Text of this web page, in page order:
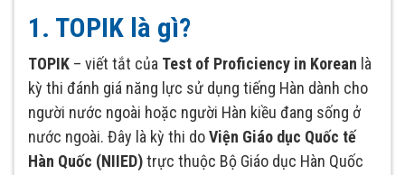
1. TOPIK là gì?
TOPIK – viết tắt của Test of Proficiency in Korean là
kỳ thi đánh giá năng lực sử dụng tiếng Hàn dành cho
người nước ngoài hoặc người Hàn kiều đang sống ở
nước ngoài. Đây là kỳ thi doViện Giáo dục Quốc tế
Hàn Quốc (NIIED)trực thuộc Bộ Giáo dục Hàn Quốc